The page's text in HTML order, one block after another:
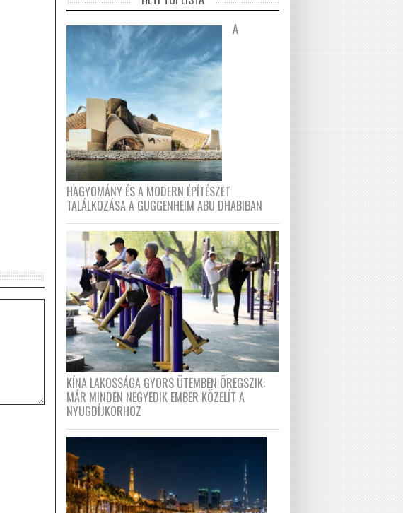
A
HAGYOMÁNY ÉS A MODERN ÉPÍTÉSZET
TALÁLKOZÁSA A GUGGENHEIM ABU DHABIBAN
KÍNA LAKOSSÁGA GYORS ÜTEMBEN ÖREGSZIK:
MÁR MINDEN NEGYEDIK EMBER KÖZELÍT A
NYUGDÍJKORHOZ